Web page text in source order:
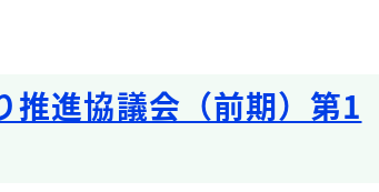
推進協議会（前期）第1